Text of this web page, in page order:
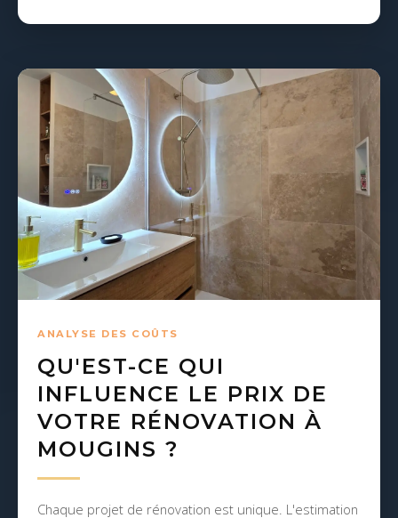
ANALYSE DES COÛTS
QU'EST-CE QUI
INFLUENCE LE PRIX DE
VOTRE RÉNOVATION À
MOUGINS ?
Chaque projet de rénovation est unique. L'estimation